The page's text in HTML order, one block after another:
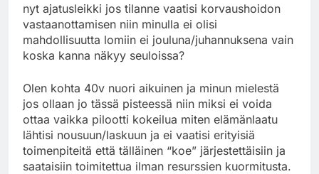
nyt ajatusleikki jos tilanne vaatisi korvaushoidon
vastaanottamisen niin minulla ei olisi
mahdollisuutta lomiin ei jouluna/juhannuksena vain
koska kanna näkyy seuloissa?
Olen kohta 40v nuori aikuinen ja minun mielestä
jos ollaan jo tässä pisteessä niin miksi ei voida
ottaa vaikka pilootti kokeilua miten elämänlaatu
lähtisi nousuun/laskuun ja ei vaatisi erityisiä
toimenpiteitä että tälläinen “koe” järjestettäisiin ja
saataisiin toimitettua ilman resurssien kuormitusta.